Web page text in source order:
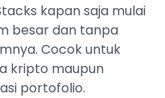
kapan saja mulai
besar dan tanpa
Cocok untuk
kripto maupun
portofolio.